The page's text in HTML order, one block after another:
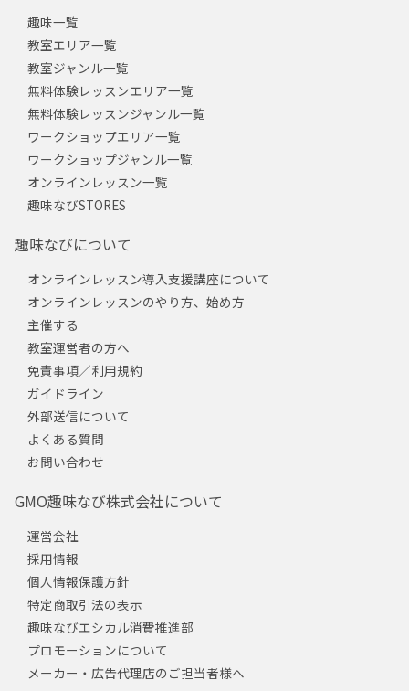
趣味一覧
教室エリア一覧
教室ジャンル一覧
無料体験レッスンエリア一覧
無料体験レッスンジャンル一覧
ワークショップエリア一覧
ワークショップジャンル一覧
オンラインレッスン一覧
趣味なびSTORES
趣味なびについて
オンラインレッスン導入支援講座について
オンラインレッスンのやり方、始め方
主催する
教室運営者の方へ
免責事項／利用規約
ガイドライン
外部送信について
よくある質問
お問い合わせ
GMO趣味なび株式会社について
運営会社
採用情報
個人情報保護方針
特定商取引法の表示
趣味なびエシカル消費推進部
プロモーションについて
メーカー・広告代理店のご担当者様へ